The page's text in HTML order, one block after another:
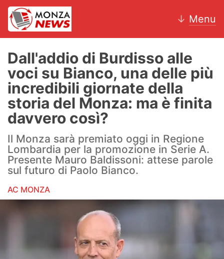
↓ Menu
News
AC Monza
Calcio
Motori
Volley
Hockey
Altri sport
Dall'addio di Burdisso alle
voci su Bianco, una delle più
incredibili giornate della
storia del Monza: ma è finita
davvero così?
Il Monza sarà premiato oggi in Regione
Lombardia per la promozione in Serie A.
Presente Mauro Baldissoni: attese parole
sul futuro di Paolo Bianco.
AC MONZA